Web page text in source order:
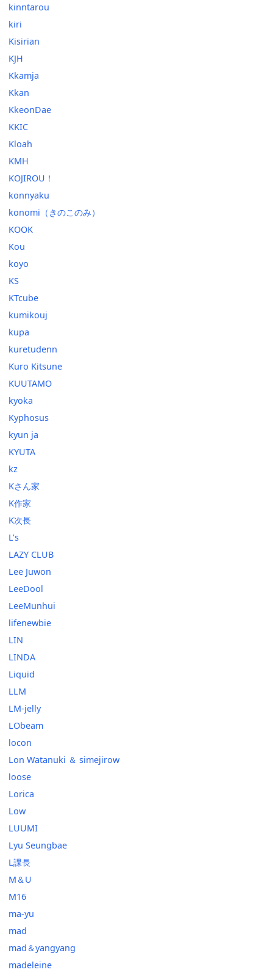
kinntarou
kiri
Kisirian
KJH
Kkamja
Kkan
KkeonDae
KKIC
Kloah
KMH
KOJIROU！
konnyaku
konomi（きのこのみ）
KOOK
Kou
koyo
KS
KTcube
kumikouj
kupa
kuretudenn
Kuro Kitsune
KUUTAMO
kyoka
Kyphosus
kyun ja
KYUTA
kz
Kさん家
K作家
K次長
L’s
LAZY CLUB
Lee Juwon
LeeDool
LeeMunhui
lifenewbie
LIN
LINDA
Liquid
LLM
LM-jelly
LObeam
locon
Lon Watanuki ＆ simejirow
loose
Lorica
Low
LUUMI
Lyu Seungbae
L課長
M＆U
M16
ma-yu
mad
mad＆yangyang
madeleine